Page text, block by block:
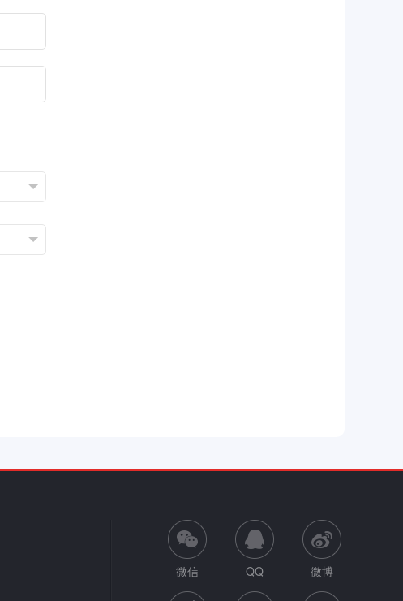
微信 QQ 微博